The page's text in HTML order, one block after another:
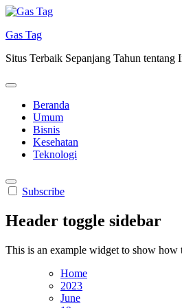
Skip
content
Gas Tag
Situs Terbaik Sepanjang Tahun tentang
Beranda
Umum
Bisnis
Kesehatan
Teknologi
Subscribe
Header toggle sidebar
This is an example widget to show how
Home
2023
June